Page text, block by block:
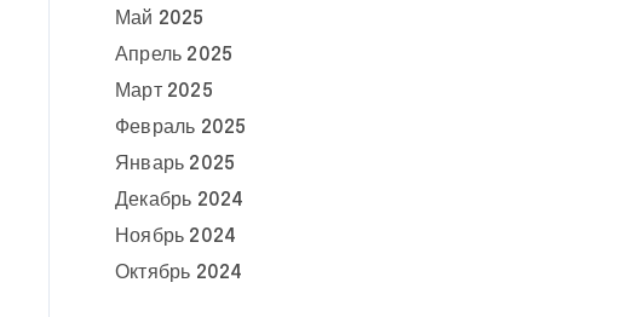
Май 2025
Апрель 2025
Март 2025
Февраль 2025
Январь 2025
Декабрь 2024
Ноябрь 2024
Октябрь 2024